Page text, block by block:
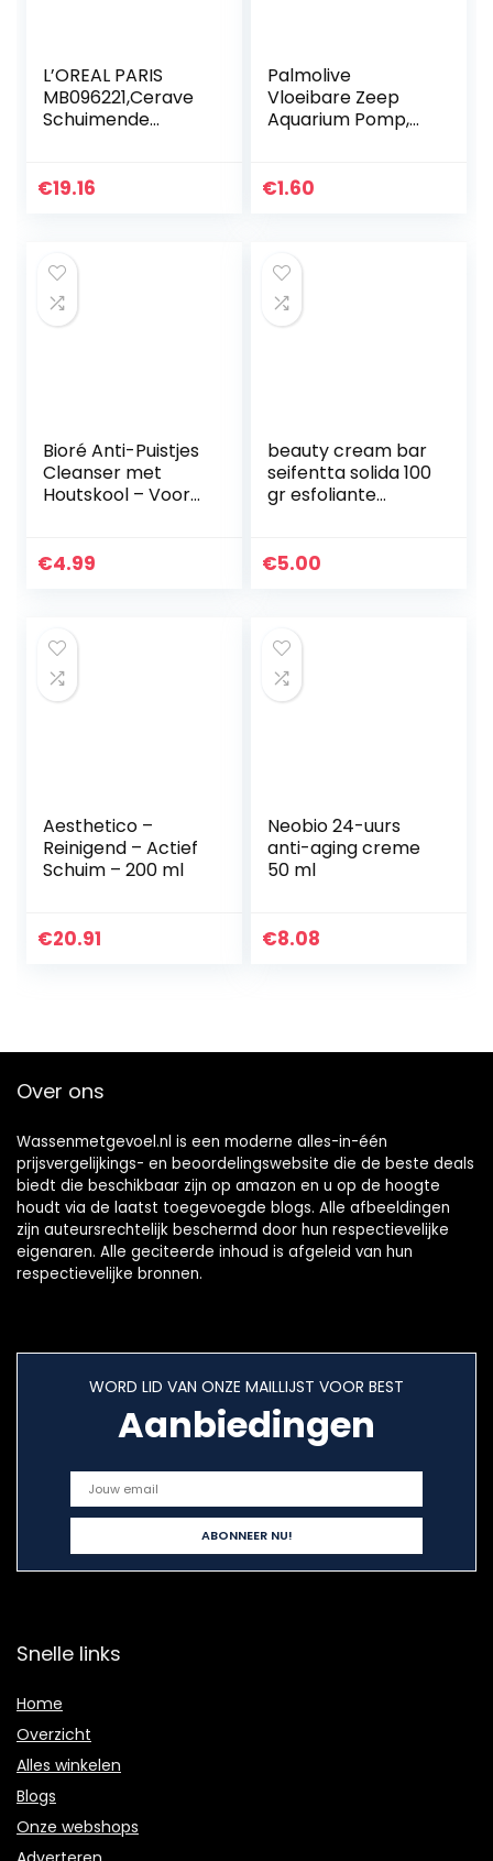
L’OREAL PARIS
MB096221,Cerave
Schuimende
Moisturizer Wasgel
€19.16
Palmolive
Vloeibare Zeep
Aquarium Pomp,
€1.60
Bioré Anti-Puistjes
Cleanser met
Houtskool – Voor
Milliliter
€4.99
beauty cream bar
seifentta solida 100
gr esfoliante
€5.00
Aesthetico –
Reinigend – Actief
Schuim – 200 ml
€20.91
Neobio 24-uurs
anti-aging creme
50 ml
€8.08
Over ons
Wassenmetgevoel.nl is een moderne alles-in-één
prijsvergelijkings- en beoordelingswebsite die de beste deals
biedt die beschikbaar zijn op amazon en u op de hoogte
houdt via de laatst toegevoegde blogs. Alle afbeeldingen
zijn auteursrechtelijk beschermd door hun respectievelijke
eigenaren. Alle geciteerde inhoud is afgeleid van hun
respectievelijke bronnen.
WORD LID VAN ONZE MAILLIJST VOOR BEST
Aanbiedingen
Snelle links
Home
Overzicht
Alles winkelen
Blogs
Onze webshops